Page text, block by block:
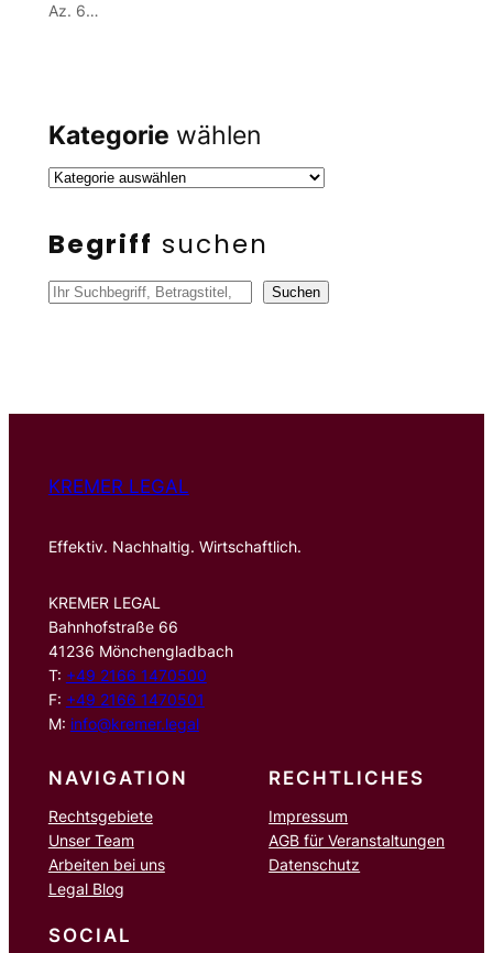
Az. 6…
Kategorie wählen
Begriff suchen
S
n
Suchen
KREMER LEGAL
Effektiv. Nachhaltig. Wirtschaftlich.
KREMER LEGAL
Bahnhofstraße 66
41236 Mönchengladbach
T: +49 2166 1470500
F: +49 2166 1470501
M: info@kremer.legal
NAVIGATION
Rechtsgebiete
Unser Team
Arbeiten bei uns
Legal Blog
RECHTLICHES
Impressum
AGB für Veranstaltungen
Datenschutz
SOCIAL